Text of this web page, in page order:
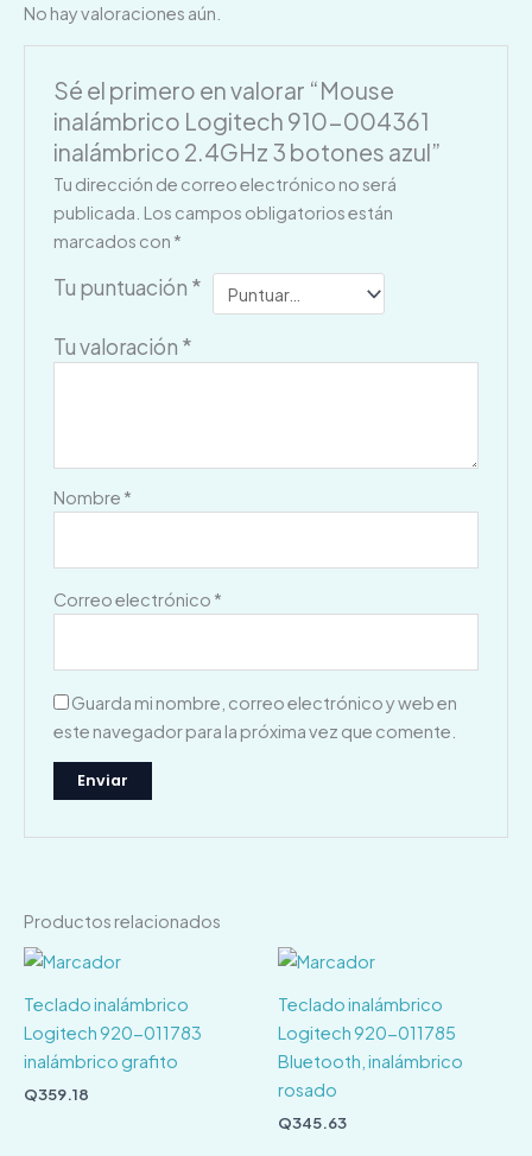
No hay valoraciones aún.
Sé el primero en valorar “Mouse
inalámbrico Logitech 910-004361
inalámbrico 2.4GHz 3 botones azul”
Tu dirección de correo electrónico no será
publicada. Los campos obligatorios están
marcados con *
Tu puntuación *
Tu valoración *
Nombre *
Correo electrónico *
Guarda mi nombre, correo electrónico y web en
este navegador para la próxima vez que comente.
Productos relacionados
Teclado inalámbrico
Logitech 920-011783
inalámbrico grafito
Q359.18
Teclado inalámbrico
Logitech 920-011785
Bluetooth, inalámbrico
rosado
Q345.63